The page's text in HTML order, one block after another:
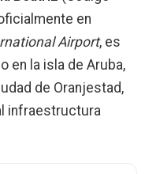
en
Airport, es
en la isla de Aruba,
de Oranjestad,
infraestructura